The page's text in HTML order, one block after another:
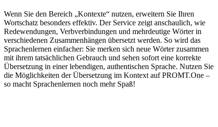
Wenn Sie den Bereich „Kontexte“ nutzen, erweitern Sie Ihren
Wortschatz besonders effektiv. Der Service zeigt anschaulich, wie
Redewendungen, Verbverbindungen und mehrdeutige Wörter in
verschiedenen Zusammenhängen übersetzt werden. So wird das
Sprachenlernen einfacher: Sie merken sich neue Wörter zusammen
mit ihrem tatsächlichen Gebrauch und sehen sofort eine korrekte
Übersetzung in einer lebendigen, authentischen Sprache. Nutzen Sie
die Möglichkeiten der Übersetzung im Kontext auf PROMT.One –
so macht Sprachenlernen noch mehr Spaß!